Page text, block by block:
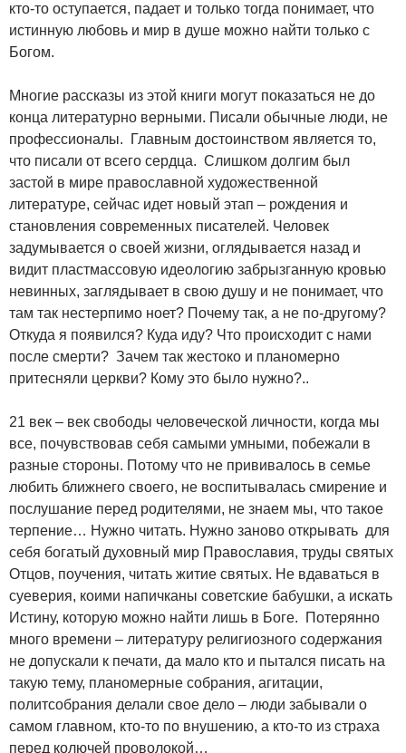
кто-то оступается, падает и только тогда понимает, что
истинную любовь и мир в душе можно найти только с
Богом.
Многие рассказы из этой книги могут показаться не до
конца литературно верными. Писали обычные люди, не
профессионалы. Главным достоинством является то,
что писали от всего сердца. Слишком долгим был
застой в мире православной художественной
литературе, сейчас идет новый этап – рождения и
становления современных писателей. Человек
задумывается о своей жизни, оглядывается назад и
видит пластмассовую идеологию забрызганную кровью
невинных, заглядывает в свою душу и не понимает, что
там так нестерпимо ноет? Почему так, а не по-другому?
Откуда я появился? Куда иду? Что происходит с нами
после смерти? Зачем так жестоко и планомерно
притесняли церкви? Кому это было нужно?..
21 век – век свободы человеческой личности, когда мы
все, почувствовав себя самыми умными, побежали в
разные стороны. Потому что не прививалось в семье
любить ближнего своего, не воспитывалась смирение и
послушание перед родителями, не знаем мы, что такое
терпение… Нужно читать. Нужно заново открывать для
себя богатый духовный мир Православия, труды святых
Отцов, поучения, читать житие святых. Не вдаваться в
суеверия, коими напичканы советские бабушки, а искать
Истину, которую можно найти лишь в Боге. Потерянно
много времени – литературу религиозного содержания
не допускали к печати, да мало кто и пытался писать на
такую тему, планомерные собрания, агитации,
политсобрания делали свое дело – люди забывали о
самом главном, кто-то по внушению, а кто-то из страха
перед колючей проволокой…